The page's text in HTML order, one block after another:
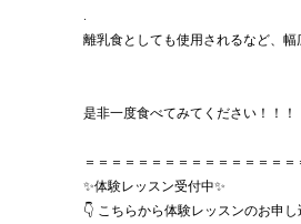
離乳食としても使用されるなど、
是非一度食べてみてください！！！
＝＝＝＝＝＝＝＝＝＝＝＝＝＝＝
✨体験レッスン受付中✨
👇 こちらから体験レッスンのお申